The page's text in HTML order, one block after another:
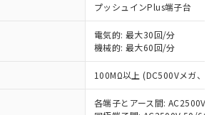
プッシュインPlus端子台
電気的: 最大30回/分
機械的: 最大60回/分
100MΩ以上 (DC500Vメガ、点
各端子とアース間: AC2500V
ービスは、当社制御機器事業取扱
の当社在庫状況および標準価格
抜)を提供させていただくもので
制御機器事業取扱商品の中には、
ービスの対象外となる商品もある
をご了承ください。
中：EU RoHS指令（10物質）の
対応状況を調査中または確認中の
：ライセンス料など無形物で、有
と関係のない商品です。
事情により、非含有部品として
が、含有品と判明した場合などや
大均質材料含有率が中国RoHSの
大均質材料含有率が中国RoHSの
超えていることを示します。
は、これら貴社製品のうち、外国